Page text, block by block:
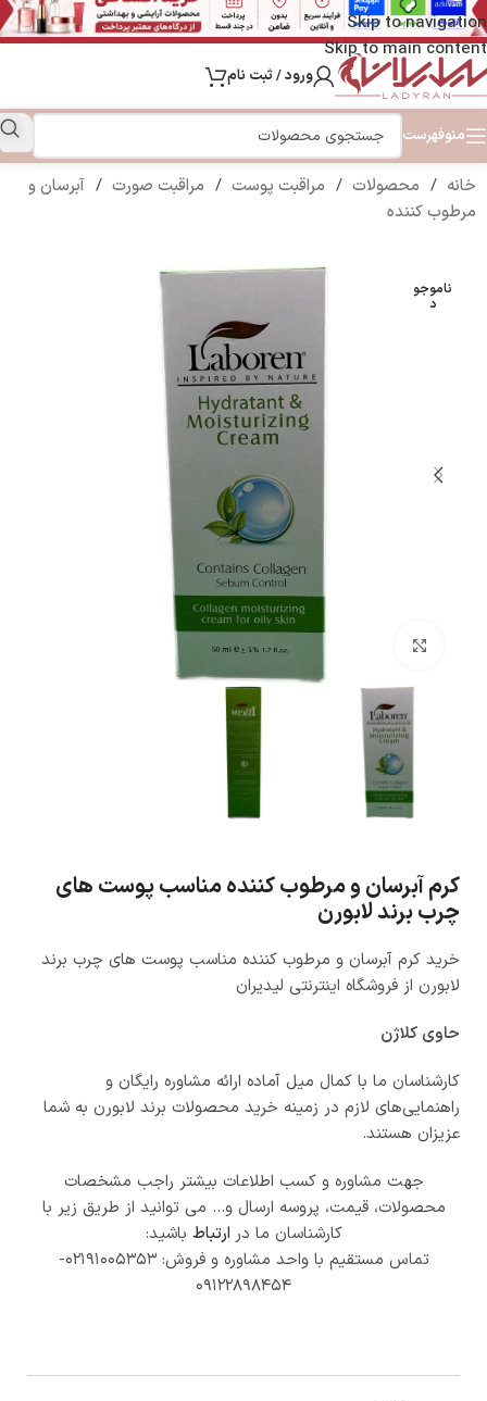
Skip to navigation
Skip to main content
ورود / ثبت نام
منوفهرست
خانه / محصولات / مراقبت پوست / مراقبت صورت / آبرسان و
مرطوب کننده
ناموجو
د
کرم آبرسان و مرطوب کننده مناسب پوست های
چرب برند لابورن
خرید کرم آبرسان و مرطوب کننده مناسب پوست های چرب برند
لابورن از فروشگاه اینترنتی لیدیران
حاوی کلاژن
کارشناسان ما با کمال میل آماده ارائه مشاوره رایگان و
راهنمایی‌های لازم در زمینه خرید محصولات برند لابورن به شما
عزیزان هستند.
جهت مشاوره و کسب اطلاعات بیشتر راجب مشخصات
محصولات، قیمت، پروسه ارسال و… می توانید از طریق زیر با
کارشناسان ما در ارتباط باشید:
تماس مستقیم با واحد مشاوره و فروش: ۰۲۱۹۱۰۰۵۳۵۳-
۰۹۱۲۲۸۹۸۴۵۴